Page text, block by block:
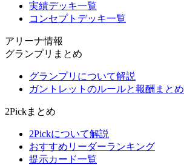
実績デッキ一覧
コンセプトデッキ一覧
アリーナ情報
グランプリまとめ
グランプリについて解説
ガントレットのルールと報酬まとめ
2Pickまとめ
2Pickについて解説
おすすめリーダーランキング
提示カード一覧